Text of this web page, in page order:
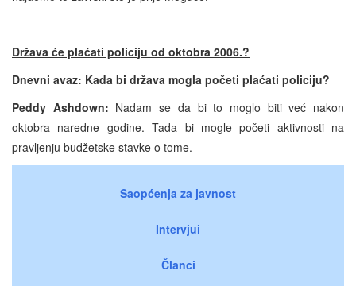
Država će plaćati policiju od oktobra 2006.?
Dnevni avaz: Kada bi država mogla početi plaćati policiju?
Peddy Ashdown: Nadam se da bi to moglo biti već nakon
oktobra naredne godine. Tada bi mogle početi aktivnosti na
pravljenju budžetske stavke o tome.
Saopćenja za javnost
Intervjui
Članci